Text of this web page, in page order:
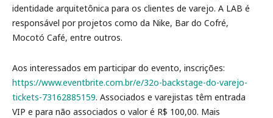
identidade arquitetônica para os clientes de varejo. A LAB é
responsável por projetos como da Nike, Bar do Cofré,
Mocotó Café, entre outros.
Aos interessados em participar do evento, inscrições:
https://www.eventbrite.com.br/e/32o-backstage-do-varejo-
tickets-73162885159. Associados e varejistas têm entrada
VIP e para não associados o valor é R$ 100,00. Mais